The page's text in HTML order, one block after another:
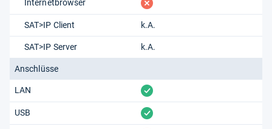
Internetbrowser fehlt
SAT>IP Client k.A.
SAT>IP Server k.A.
Anschlüsse
LAN vorhanden
USB vorhanden